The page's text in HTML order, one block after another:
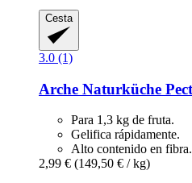
Cesta
3.0 (1)
Arche Naturküche
Para 1,3 kg de fruta.
Gelifica rápidamente.
Alto contenido en fibra.
2,99 € (149,50 € / kg)